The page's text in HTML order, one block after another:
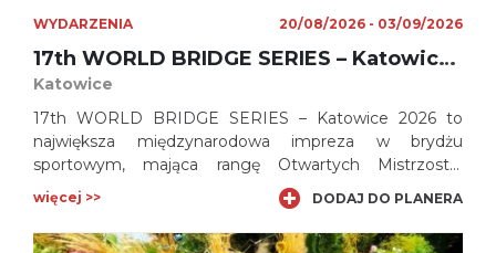
WYDARZENIA 20/08/2026 - 03/09/2026
17th WORLD BRIDGE SERIES – Katowice 2026
Katowice
17th WORLD BRIDGE SERIES – Katowice 2026 to
największa międzynarodowa impreza w brydżu
sportowym, mająca rangę Otwartych Mistrzostw
Świata, czyli startują w niej tworzone dowolnie pary i
teamy, bez konieczności reprezentowania tego
samego kraju.
więcej >> DODAJ DO PLANERA